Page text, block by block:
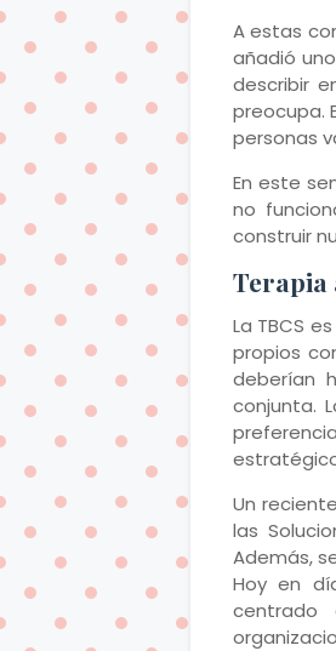
A estas
añadió
describir
preocupa.
personas
En este
no
construir
Terapia
La TBCS
propios
deberían
conjunta.
Un
las
Además,
Hoy en
centrado